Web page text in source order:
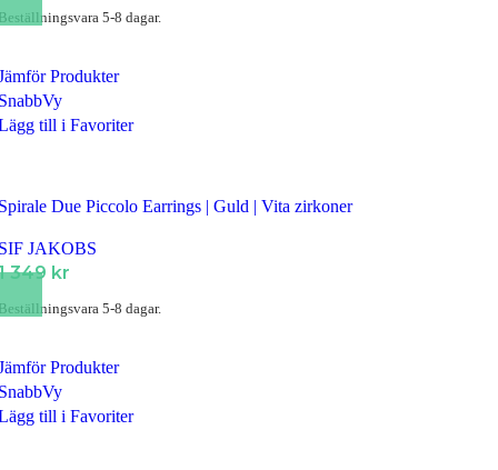
5-8 dagar.
Produkter
till i Favoriter
Due Piccolo Earrings | Guld | Vita zirkoner
JAKOBS
349 kr
5-8 dagar.
Produkter
till i Favoriter